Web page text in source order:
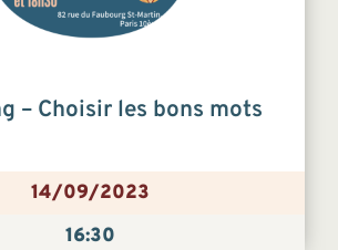
– Choisir les bons mots
14/09/2023
16:30